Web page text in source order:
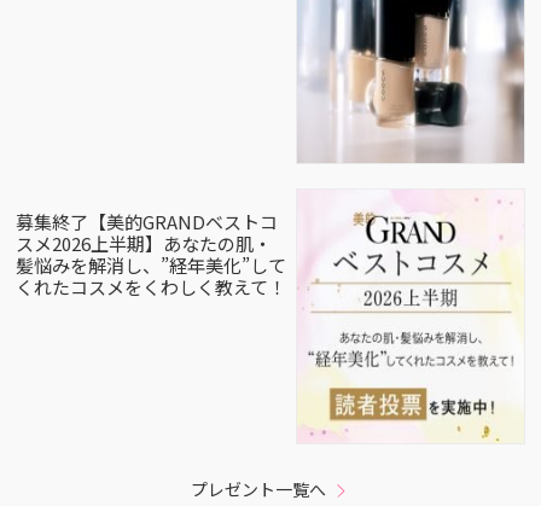
募集終了【美的GRANDベストコ
スメ2026上半期】あなたの肌・
髪悩みを解消し、”経年美化”して
くれたコスメをくわしく教えて！
プレゼント一覧へ